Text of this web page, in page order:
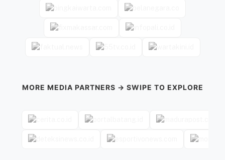
MORE MEDIA PARTNERS → SWIPE TO EXPLORE